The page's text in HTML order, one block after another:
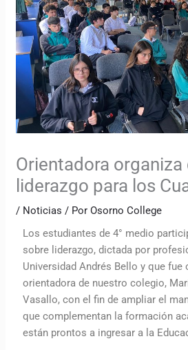
Orientadora
liderazgo para los
/ Noticias / PorOsorno College
Los estudiantes de 4° medio
sobre liderazgo, dictada por
Universidad Andrés Bello y que fue
orientadora de nuestro colegio,
Vasallo, con el fin de ampliar el
que complementan la formación
están prontos a ingresar a la